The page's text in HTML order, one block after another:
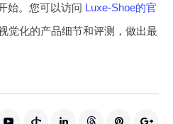
始。您可以访问 Luxe-Shoe的官
觉化的产品细节和评测，做出最